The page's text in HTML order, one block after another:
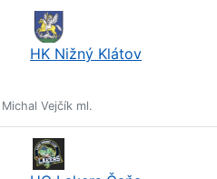
HK Nižný Klátov
Michal Vejčík ml.